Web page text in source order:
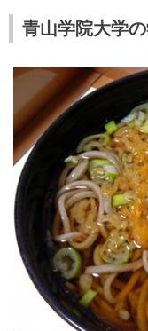
青山学院大学